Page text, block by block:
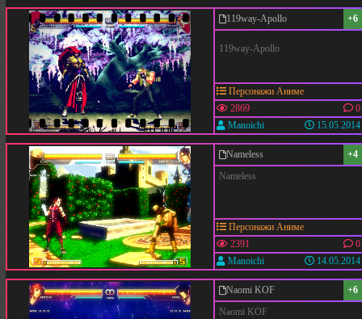
119way-Apollo +6
119way-Apollo
Персонажи Аниме
2869
0
Manoichi
15.05.2014
Nameless
+4
Nameless
Персонажи Аниме
2391
0
Manoichi
14.05.2014
Naomi KOF
+6
Naomi KOF